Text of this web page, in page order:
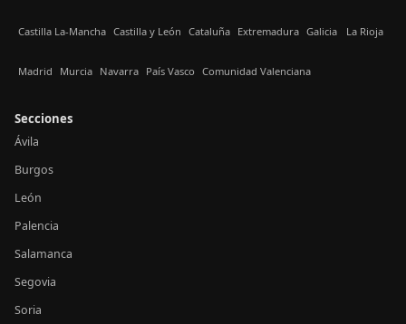
Castilla La-Mancha Castilla y León Cataluña Extremadura Galicia La Rioja
Madrid Murcia Navarra País Vasco Comunidad Valenciana
Secciones
Ávila
Burgos
León
Palencia
Salamanca
Segovia
Soria